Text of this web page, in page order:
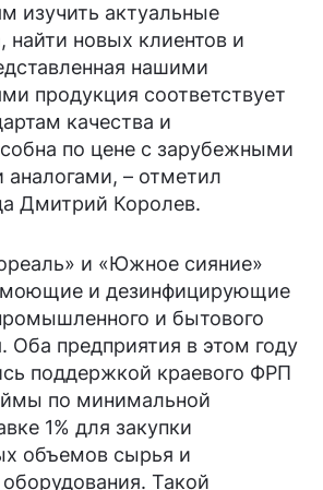
изучить актуальные
найти новых клиентов и
нашими
продукция соответствует
качества и
по цене с зарубежными
– отметил
Дмитрий Королев.
и «Южное сияние»
моющие и дезинфицирующие
и бытового
Оба предприятия в этом году
поддержкой краевого ФРП
по минимальной
1% для закупки
объемов сырья и
Такой